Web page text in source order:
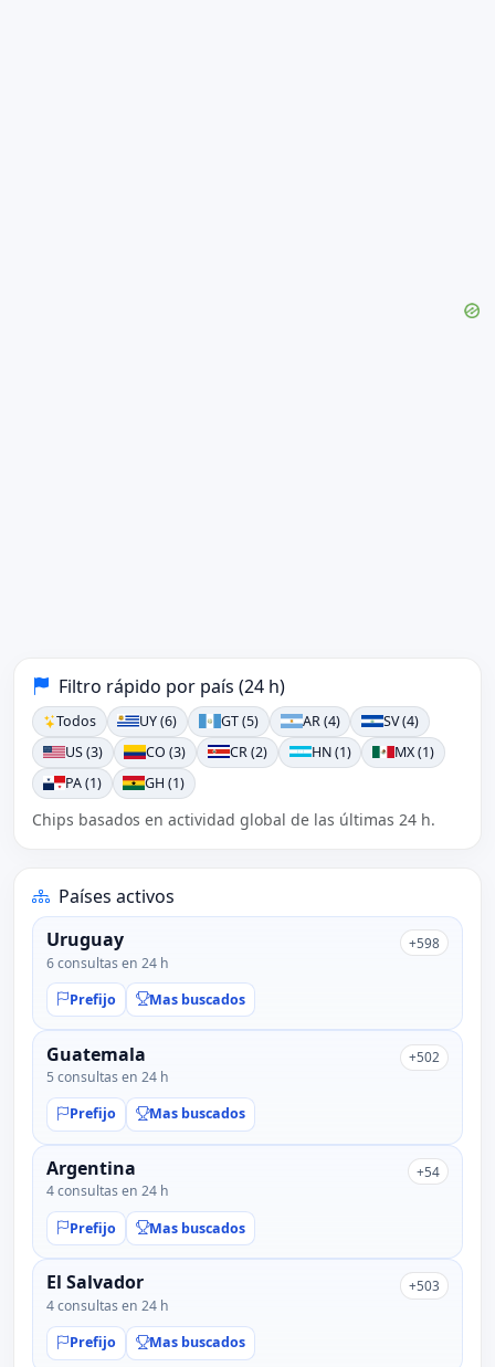
Filtro rápido por país (24 h)
Todos UY (6) GT (5) AR (4)
SV (4)
US (3)
CO (3) CR (2) HN (1)
MX (1)
PA (1)
GH (1)
Chips basados en actividad global de las últimas 24 h.
Países activos
Uruguay
6 consultas en 24 h
+598
Prefijo Mas buscados
Guatemala
5 consultas en 24 h
+502
Prefijo Mas buscados
Argentina
4 consultas en 24 h
+54
Prefijo Mas buscados
El Salvador
4 consultas en 24 h
+503
Prefijo Mas buscados